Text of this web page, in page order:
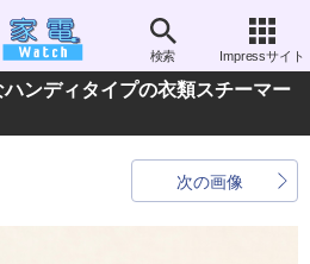
検索 Impressサイト
ンディタイプの衣類スチーマー
次の画像